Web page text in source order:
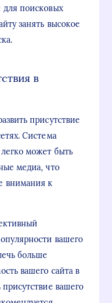
для поисковых
занять высокое
в
присутствие
Система
может быть
медиа, что
внимания к
вашего
больше
вашего сайта в
вашего